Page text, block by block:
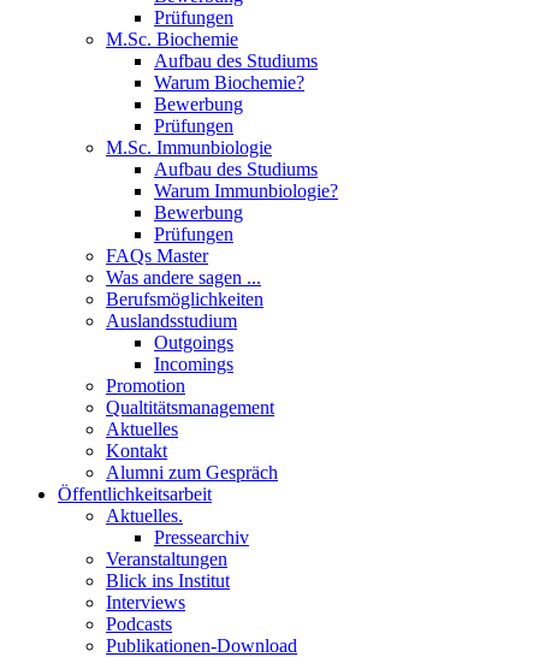
Prüfungen
M.Sc. Biochemie
Aufbau des Studiums
Warum Biochemie?
Bewerbung
Prüfungen
M.Sc. Immunbiologie
Aufbau des Studiums
Warum Immunbiologie?
Bewerbung
Prüfungen
FAQs Master
Was andere sagen ...
Berufsmöglichkeiten
Auslandsstudium
Outgoings
Incomings
Promotion
Qualtitätsmanagement
Aktuelles
Kontakt
Alumni zum Gespräch
Öffentlichkeitsarbeit
Aktuelles.
Pressearchiv
Veranstaltungen
Blick ins Institut
Interviews
Podcasts
Publikationen-Download